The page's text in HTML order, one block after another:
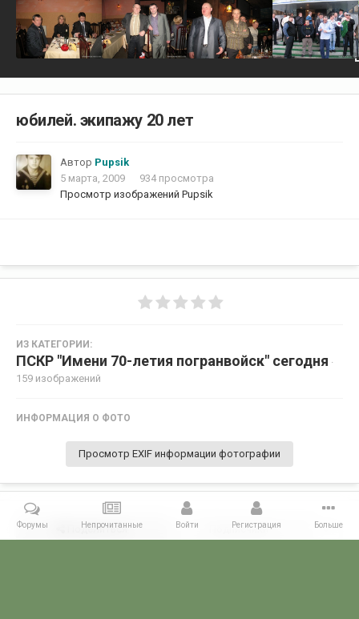
юбилей. экипажу 20 лет
Автор Pupsik
5 марта, 2009
934 просмотра
Просмотр изображений Pupsik
ИЗ КАТЕГОРИИ:
ПСКР "Имени 70-летия погранвойск" сегодня ·
159 изображений
ИНФОРМАЦИЯ О ФОТО
Просмотр EXIF информации фотографии
Поделиться Подписчики 0
Форумы Непрочитанные Войти Регистрация Больше